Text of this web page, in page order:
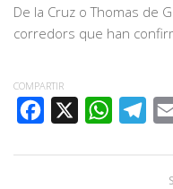
De la Cruz o Thomas de
corredors que han
COMPARTIR
FACEBOOK
WHATSAPP